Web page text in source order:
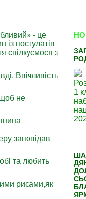
1
- це
із постулатів
спілкуємося з
Ввічливість
не
заповідав
та любить
рисами,як